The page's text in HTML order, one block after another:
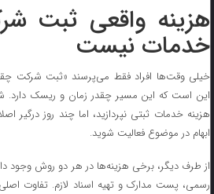
هزینه واقعی ثبت
خدمات نیست
خیلی وقت‌ها افراد فقط می‌پرسند «ثبت شرکت چقدر
این است که این مسیر چقدر زمان و ریسک دارد.
هزینه خدمات ثبتی نپردازید، اما چند روز درگیر
ابهام در موضوع فعالیت شوید.
از طرف دیگر، برخی هزینه‌ها در هر دو روش وجود
رسمی، پست مدارک و تهیه اسناد لازم. تفاوت